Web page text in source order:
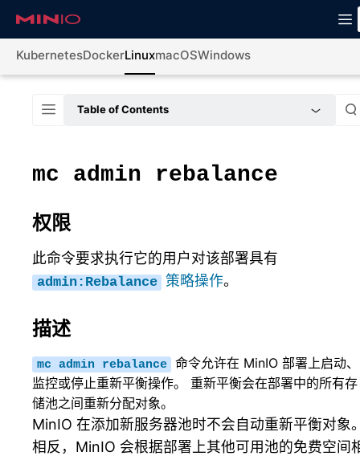
KubernetesDockerLinuxmacOSWindows
Table of Contents
mc admin rebalance
权限
此命令要求执行它的用户对该部署具有
admin:Rebalance 策略操作。
描述
mc admin rebalance
命令允许在 MinIO 部署上启动、
监控或停止重新平衡操作。 重新平衡会在部署中的所有存
储池之间重新分配对象。
MinIO 在添加新服务器池时不会自动重新平衡对象
相反，MinIO 会根据部署上其他可用池的免费空间